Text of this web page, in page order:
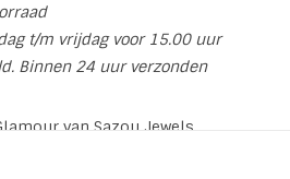
t/m vrijdag voor 15.00 uur
Binnen 24 uur verzonden
van Sazou Jewels.